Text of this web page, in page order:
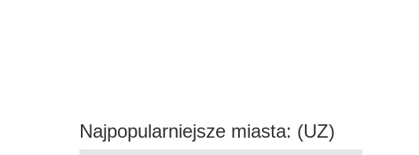
Najpopularniejsze miasta: (UZ)